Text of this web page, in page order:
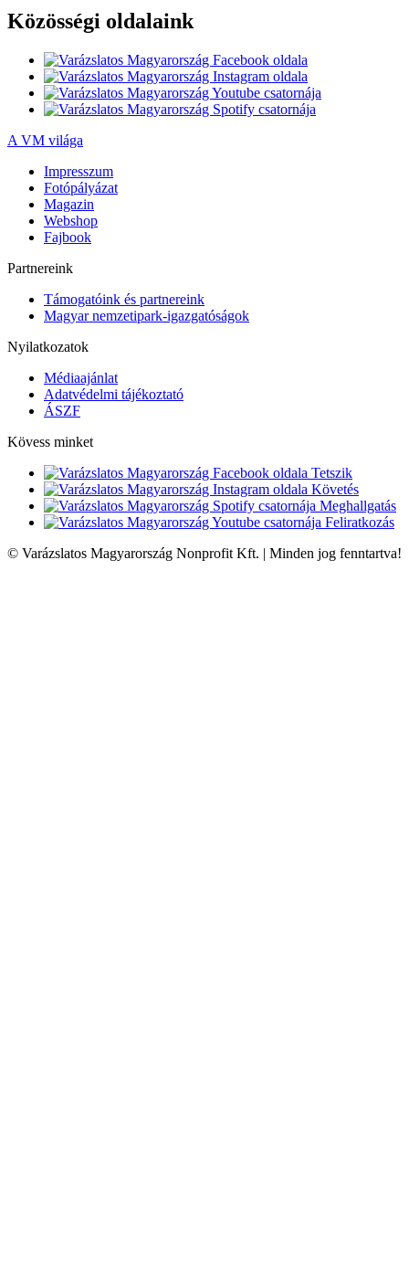
Közösségi oldalaink
A VM világa
Impresszum
Fotópályázat
Magazin
Webshop
Fajbook
Partnereink
Támogatóink és partnereink
Magyar nemzetipark-igazgatóságok
Nyilatkozatok
Médiaajánlat
Adatvédelmi tájékoztató
ÁSZF
Kövess minket
Tetszik
Követés
Meghallgatás
Feliratkozás
© Varázslatos Magyarország Nonprofit Kft. | Minden jog fenntartva!